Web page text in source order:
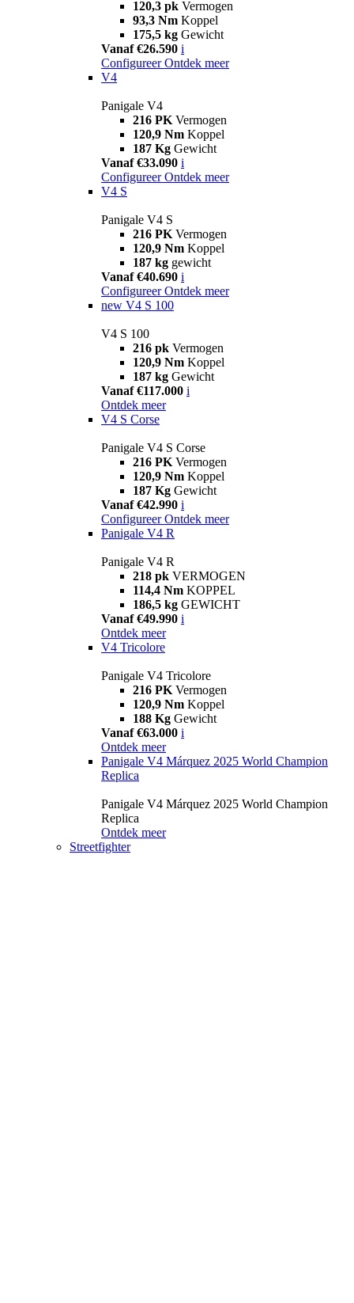
120,3 pk Vermogen
93,3 Nm Koppel
175,5 kg Gewicht
Vanaf €26.590 i
Configureer Ontdek meer
V4
Panigale V4
216 PK Vermogen
120,9 Nm Koppel
187 Kg Gewicht
Vanaf €33.090 i
Configureer Ontdek meer
V4 S
Panigale V4 S
216 PK Vermogen
120,9 Nm Koppel
187 kg gewicht
Vanaf €40.690 i
Configureer Ontdek meer
new V4 S 100
V4 S 100
216 pk Vermogen
120,9 Nm Koppel
187 kg Gewicht
Vanaf €117.000 i
Ontdek meer
V4 S Corse
Panigale V4 S Corse
216 PK Vermogen
120,9 Nm Koppel
187 Kg Gewicht
Vanaf €42.990 i
Configureer Ontdek meer
Panigale V4 R
Panigale V4 R
218 pk VERMOGEN
114,4 Nm KOPPEL
186,5 kg GEWICHT
Vanaf €49.990 i
Ontdek meer
V4 Tricolore
Panigale V4 Tricolore
216 PK Vermogen
120,9 Nm Koppel
188 Kg Gewicht
Vanaf €63.000 i
Ontdek meer
Panigale V4 Márquez 2025 World Champion
Replica
Panigale V4 Márquez 2025 World Champion
Replica
Ontdek meer
Streetfighter